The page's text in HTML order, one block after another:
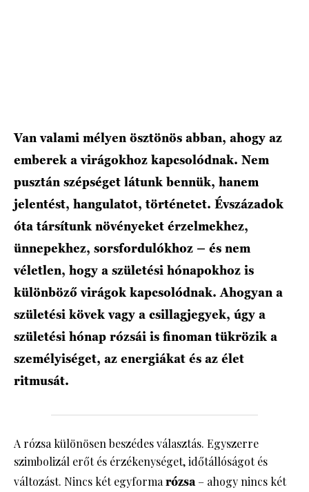
Van valami mélyen ösztönös abban, ahogy az
emberek a virágokhoz kapcsolódnak. Nem
pusztán szépséget látunk bennük, hanem
jelentést, hangulatot, történetet. Évszázadok
óta társítunk növényeket érzelmekhez,
ünnepekhez, sorsfordulókhoz – és nem
véletlen, hogy a születési hónapokhoz is
különböző virágok kapcsolódnak. Ahogyan a
születési kövek vagy a csillagjegyek, úgy a
születési hónap rózsái is finoman tükrözik a
személyiséget, az energiákat és az élet
ritmusát.
A rózsa különösen beszédes választás. Egyszerre
szimbolizál erőt és érzékenységet, időtállóságot és
változást. Nincs két egyforma rózsa – ahogy nincs két